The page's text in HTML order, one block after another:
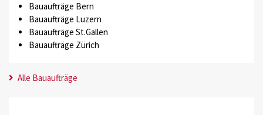
Bauaufträge Bern
Bauaufträge Luzern
Bauaufträge St.Gallen
Bauaufträge Zürich
Alle Bauaufträge